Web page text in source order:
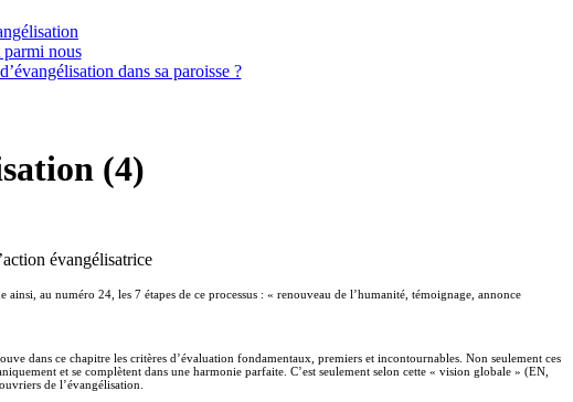
parmi nous
dans sa paroisse ?
(4)
évangélisatrice
au numéro 24, les 7 étapes de ce processus : « renouveau de l’humanité, témoignage, annonce
dans ce chapitre les critères d’évaluation fondamentaux, premiers et incontournables. Non seulement ces
et se complètent dans une harmonie parfaite. C’est seulement selon cette « vision globale » (EN,
de l’évangélisation.